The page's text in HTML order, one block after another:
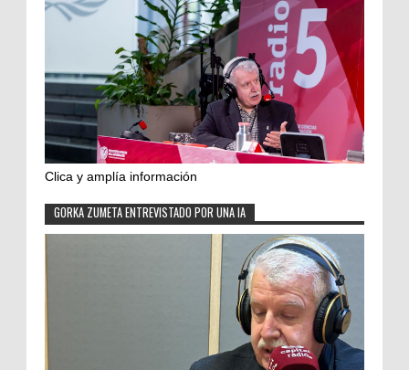
Clica y amplía información
GORKA ZUMETA ENTREVISTADO POR UNA IA